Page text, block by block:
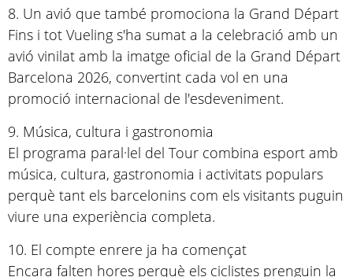
8. Un avió que també promociona la Grand Départ
Fins i tot Vueling s'ha sumat a la celebració amb un
avió vinilat amb la imatge oficial de la Grand Départ
Barcelona 2026, convertint cada vol en una
promoció internacional de l'esdeveniment.
9. Música, cultura i gastronomia
El programa paral·lel del Tour combina esport amb
música, cultura, gastronomia i activitats populars
perquè tant els barcelonins com els visitants puguin
viure una experiència completa.
10. El compte enrere ja ha començat
Encara falten hores perquè els ciclistes prenguin la